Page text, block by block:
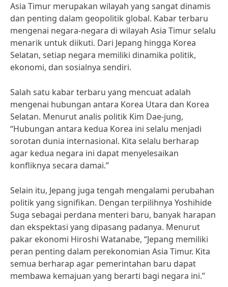
Asia Timur merupakan wilayah yang sangat dinamis
dan penting dalam geopolitik global. Kabar terbaru
mengenai negara-negara di wilayah Asia Timur selalu
menarik untuk diikuti. Dari Jepang hingga Korea
Selatan, setiap negara memiliki dinamika politik,
ekonomi, dan sosialnya sendiri.
Salah satu kabar terbaru yang mencuat adalah
mengenai hubungan antara Korea Utara dan Korea
Selatan. Menurut analis politik Kim Dae-jung,
“Hubungan antara kedua Korea ini selalu menjadi
sorotan dunia internasional. Kita selalu berharap
agar kedua negara ini dapat menyelesaikan
konfliknya secara damai.”
Selain itu, Jepang juga tengah mengalami perubahan
politik yang signifikan. Dengan terpilihnya Yoshihide
Suga sebagai perdana menteri baru, banyak harapan
dan ekspektasi yang dipasang padanya. Menurut
pakar ekonomi Hiroshi Watanabe, “Jepang memiliki
peran penting dalam perekonomian Asia Timur. Kita
semua berharap agar pemerintahan baru dapat
membawa kemajuan yang berarti bagi negara ini.”